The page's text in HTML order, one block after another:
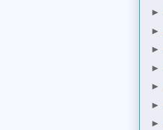
►
►
►
►
►
►
►